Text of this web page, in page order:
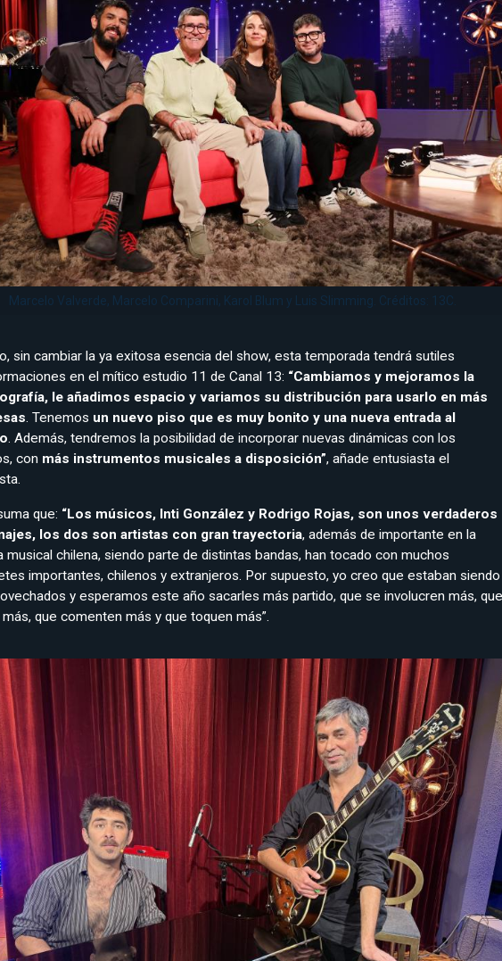
Marcelo Valverde, Marcelo Comparini, Karol Blum y Luis Slimming. Créditos: 13C.
sin cambiar la ya exitosa esencia del show, esta temporada tendrá sutiles
en el mítico estudio 11 de Canal 13: “Cambiamos y mejoramos la
le añadimos espacio y variamos su distribución para usarlo en más
. Tenemos un nuevo piso que es muy bonito y una nueva entrada al
. Además, tendremos la posibilidad de incorporar nuevas dinámicas con los
con más instrumentos musicales a disposición”, añade entusiasta el
que: “Los músicos, Inti González y Rodrigo Rojas, son unos verdaderos
los dos son artistas con gran trayectoria, además de importante en la
musical chilena, siendo parte de distintas bandas, han tocado con muchos
importantes, chilenos y extranjeros. Por supuesto, yo creo que estaban siendo
y esperamos este año sacarles más partido, que se involucren más, que
que comenten más y que toquen más”.